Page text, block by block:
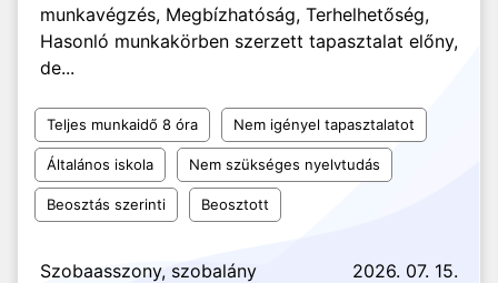
munkavégzés, Megbízhatóság, Terhelhetőség,
Hasonló munkakörben szerzett tapasztalat előny,
de...
Teljes munkaidő 8 óra Nem igényel tapasztalatot
Általános iskola Nem szükséges nyelvtudás
Beosztás szerinti Beosztott
Szobaasszony, szobalány 2026. 07. 15.